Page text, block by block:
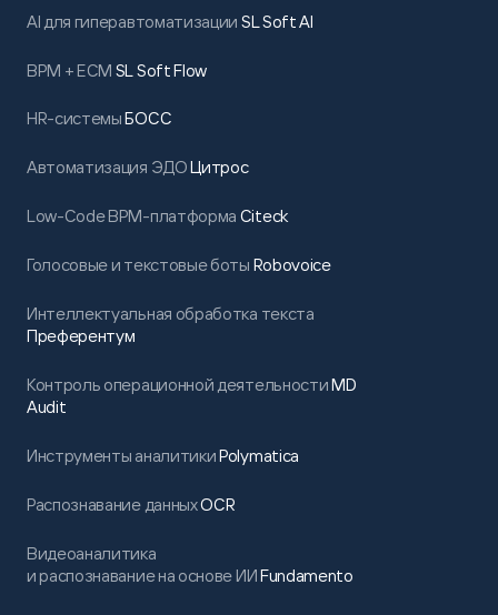
AI для гиперавтоматизации SL Soft AI
BPM + ECM SL Soft Flow
HR-системыБОСС
Автоматизация ЭДОЦитрос
Low-Code BPM-платформа Citeck
Голосовые и текстовые боты Robovoice
Интеллектуальная обработка текста
Преферентум
Контроль операционной деятельностиMD
Audit
Инструменты аналитикиPolymatica
Распознавание данныхOCR
Видеоаналитика
и распознавание на основе ИИFundamento